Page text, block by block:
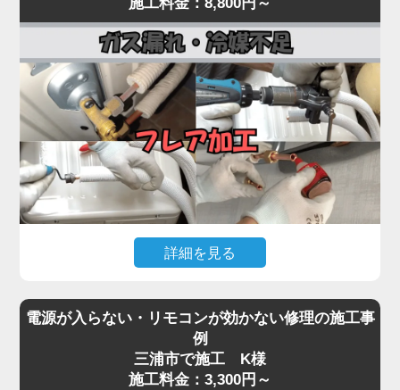
まで一貫対応。
最短即日対応で、内部の詰まりや劣化を根本から取
り除き、再発を防ぎます。
水漏れに気付いたら、お早めにプロの点検をご依頼
ください。
常が原因として考えられます。
経年劣化により、室外機内部のベアリングが摩耗し
てうなり音が出たり、ファン羽根に枯葉や異物が当
たって異音を発する事例も多く見られます。
「家電の達人」では、こうした異音・振動トラブル
に対して、室外機の分解点検・ファン羽根の調整・
モーター動作確認を行い、必要に応じて部品交換を
実施。
特にコンプレッサーから低い唸り音が継続する場合
は、内部の冷媒圧縮機構が故障している可能性があ
り、早期対応が重要です。
スクにもつながるため、初期段階での点検が肝心。
気になる音や振動があれば、お早めにご相談くださ
詳細を見る
付いている」「冷房運転中に氷が張る」といった症
状は、冷媒ガスが漏れているサインです。
冷媒ガスは本来密閉系で循環しているため、減るこ
電源が入らない・リモコンが効かない修理の施工事
例
三浦市で施工 K様
施工料金：3,300円～